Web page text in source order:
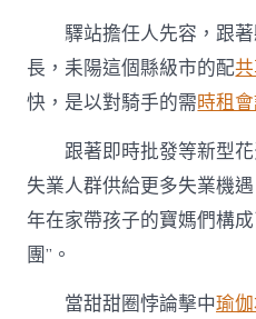
驛站擔任人先容，跟
長，耒陽這個縣級市的配
快，是以對騎手的需時租
跟著即時批發等新型
失業人群供給更多失業機
年在家帶孩子的寶媽們構成
團”。
當甜甜圈悖論擊中瑜